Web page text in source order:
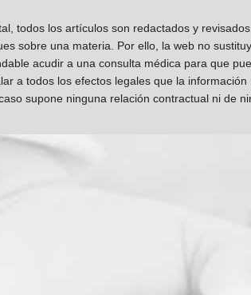
todos los artículos son redactados y
sobre una materia. Por ello, la web no
acudir a una consulta médica para que
a todos los efectos legales que la
supone ninguna relación contractual ni de